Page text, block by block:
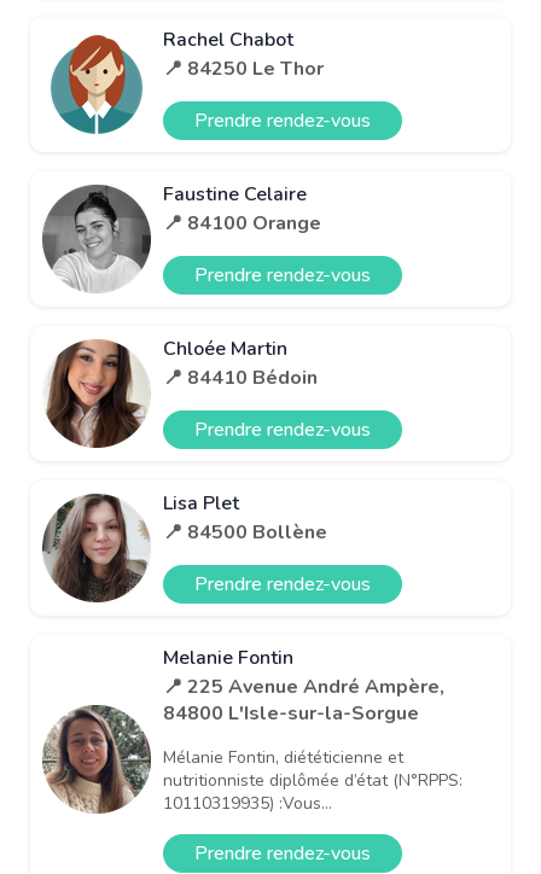
Rachel Chabot
📍 84250 Le Thor
Prendre rendez-vous
Faustine Celaire
📍 84100 Orange
Prendre rendez-vous
Chloée Martin
📍 84410 Bédoin
Prendre rendez-vous
Lisa Plet
📍 84500 Bollène
Prendre rendez-vous
Melanie Fontin
📍 225 Avenue André Ampère,
84800 L'Isle-sur-la-Sorgue
Mélanie Fontin, diététicienne et
nutritionniste diplômée d’état (N°RPPS:
10110319935) :Vous...
Prendre rendez-vous